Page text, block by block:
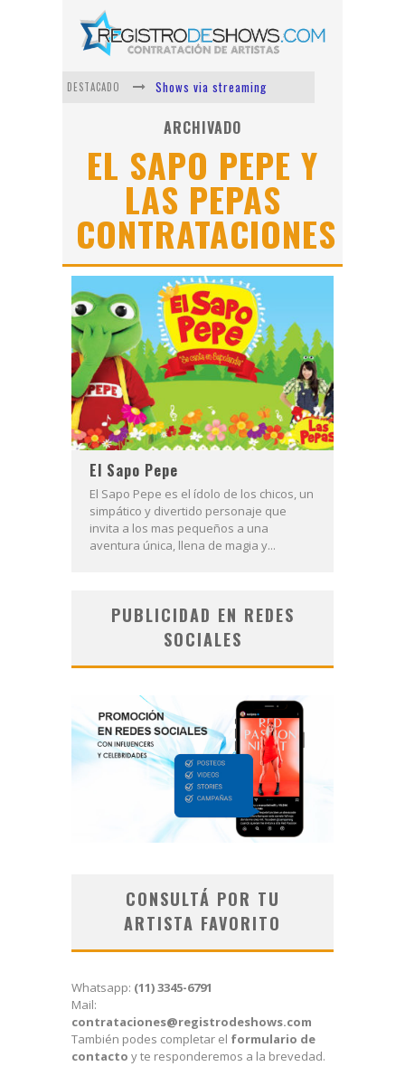
DESTACADO
Shows via streaming
Lit Killah
Nicki Nicole
Duki
Vi Em
Los Ángeles Azules
ARCHIVADO
EL SAPO PEPE Y
LAS PEPAS
CONTRATACIONES
El Sapo Pepe
El Sapo Pepe es el ídolo de los chicos, un
simpático y divertido personaje que
invita a los mas pequeños a una
aventura única, llena de magia y...
PUBLICIDAD EN REDES
SOCIALES
CONSULTÁ POR TU
ARTISTA FAVORITO
Whatsapp: (11) 3345-6791
Mail:
contrataciones@registrodeshows.com
También podes completar el formulario de
contacto y te responderemos a la brevedad.